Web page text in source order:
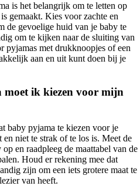
is het belangrijk om te letten op
gemaakt. Kies voor zachte en
de gevoelige huid van je baby te
om te kijken naar de sluiting van
met drukknoopjes of een
aan en uit kunt doen bij je
ik kiezen voor mijn
baby pyjama te kiezen voor je
niet te strak of te los is. Meet de
en raadpleeg de maattabel van de
Houd er rekening mee dat
zijn om een iets grotere maat te
van heeft.